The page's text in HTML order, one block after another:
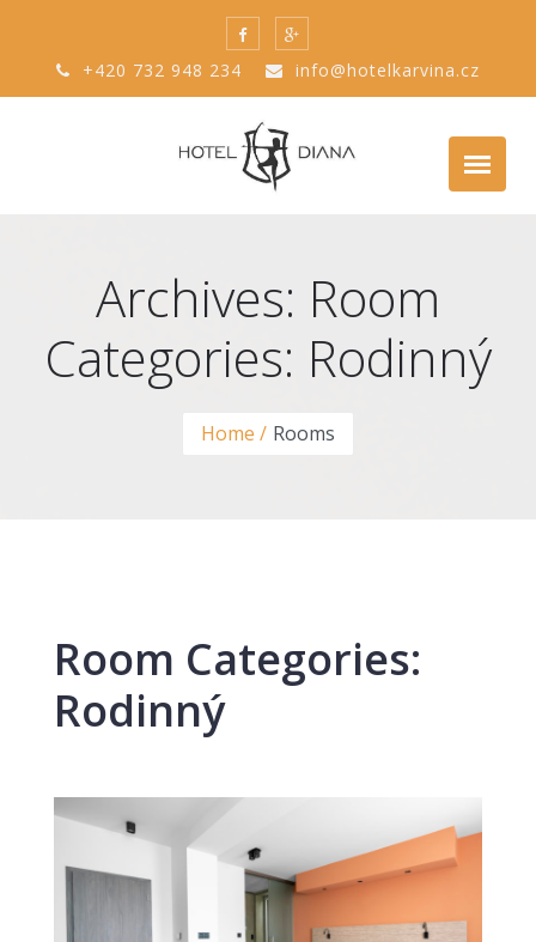
+420 732 948 234 info@hotelkarvina.cz
Archives: Room
Categories: Rodinný
Home Rooms
Room Categories:
Rodinný